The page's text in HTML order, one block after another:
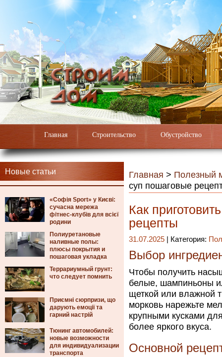
Главная Строительство Обустройство
Новые статьи
«Софія Sport» у Києві:
сучасна мережа
фітнес-клубів для всієї
родини
Полиуретановые
наливные полы:
плюсы покрытия и
пошаговая укладка
Террариумный грунт:
что следует помнить
Приємні сюрпризи, що
дарують емоції та
гарний настрій
Тюнинг автомобилей:
новые возможности
для индивидуализации
транспорта
Главная > Полезный
суп пошаговые
Как
рецепты
31.07.2025 | Категория:
Выбор
Чтобы получить
белые, шампиньоны
щеткой или влажной
морковь нарежьте
крупными кусками
более яркого вкуса.
Основной